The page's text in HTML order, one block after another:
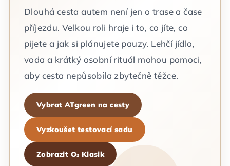
Dlouhá cesta autem není jen o trase a čase
příjezdu. Velkou roli hraje i to, co jíte, co
pijete a jak si plánujete pauzy. Lehčí jídlo,
voda a krátký osobní rituál mohou pomoci,
aby cesta nepůsobila zbytečně těžce.
Vybrat ATgreen na cesty
Vyzkoušet testovací sadu
Zobrazit O₂ Klasik